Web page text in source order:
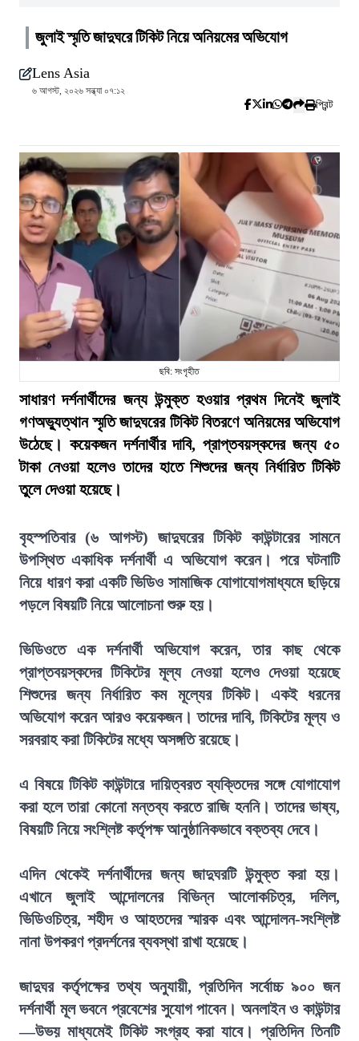
জুলাই স্মৃতি জাদুঘরে টিকিট নিয়ে অনিয়মের অভিযোগ
Lens Asia
৬ আগস্ট, ২০২৬ সন্ধ্যা ০৭:১২
প্রিন্ট
ছবি: সংগৃহীত
সাধারণ দর্শনার্থীদের জন্য উন্মুক্ত হওয়ার প্রথম দিনেই জুলাই
গণঅভ্যুত্থান স্মৃতি জাদুঘরের টিকিট বিতরণে অনিয়মের অভিযোগ
উঠেছে। কয়েকজন দর্শনার্থীর দাবি, প্রাপ্তবয়স্কদের জন্য ৫০
টাকা নেওয়া হলেও তাদের হাতে শিশুদের জন্য নির্ধারিত টিকিট
তুলে দেওয়া হয়েছে।
বৃহস্পতিবার (৬ আগস্ট) জাদুঘরের টিকিট কাউন্টারের সামনে
উপস্থিত একাধিক দর্শনার্থী এ অভিযোগ করেন। পরে ঘটনাটি
নিয়ে ধারণ করা একটি ভিডিও সামাজিক যোগাযোগমাধ্যমে ছড়িয়ে
পড়লে বিষয়টি নিয়ে আলোচনা শুরু হয়।
ভিডিওতে এক দর্শনার্থী অভিযোগ করেন, তার কাছ থেকে
প্রাপ্তবয়স্কদের টিকিটের মূল্য নেওয়া হলেও দেওয়া হয়েছে
শিশুদের জন্য নির্ধারিত কম মূল্যের টিকিট। একই ধরনের
অভিযোগ করেন আরও কয়েকজন। তাদের দাবি, টিকিটের মূল্য ও
সরবরাহ করা টিকিটের মধ্যে অসঙ্গতি রয়েছে।
এ বিষয়ে টিকিট কাউন্টারে দায়িত্বরত ব্যক্তিদের সঙ্গে যোগাযোগ
করা হলে তারা কোনো মন্তব্য করতে রাজি হননি। তাদের ভাষ্য,
বিষয়টি নিয়ে সংশ্লিষ্ট কর্তৃপক্ষ আনুষ্ঠানিকভাবে বক্তব্য দেবে।
এদিন থেকেই দর্শনার্থীদের জন্য জাদুঘরটি উন্মুক্ত করা হয়।
এখানে জুলাই আন্দোলনের বিভিন্ন আলোকচিত্র, দলিল,
ভিডিওচিত্র, শহীদ ও আহতদের স্মারক এবং আন্দোলন-সংশ্লিষ্ট
নানা উপকরণ প্রদর্শনের ব্যবস্থা রাখা হয়েছে।
জাদুঘর কর্তৃপক্ষের তথ্য অনুযায়ী, প্রতিদিন সর্বোচ্চ ৯০০ জন
দর্শনার্থী মূল ভবনে প্রবেশের সুযোগ পাবেন। অনলাইন ও কাউন্টার
—উভয় মাধ্যমেই টিকিট সংগ্রহ করা যাবে। প্রতিদিন তিনটি